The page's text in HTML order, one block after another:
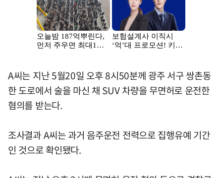
A씨는 지난 5월20일 오후 8시50분께 광주 서구 쌍촌동
한 도로에서 술을 마신 채 SUV 차량을 무면허로 운전한
혐의를 받는다.
조사결과 A씨는 과거 음주운전 전력으로 집행유예 기간
인 것으로 확인됐다.